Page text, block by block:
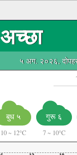
अच्छा
५ अग. २०२६,
बुध ५
10 ~ 12°C
गुरू ६
7 ~ 10°C